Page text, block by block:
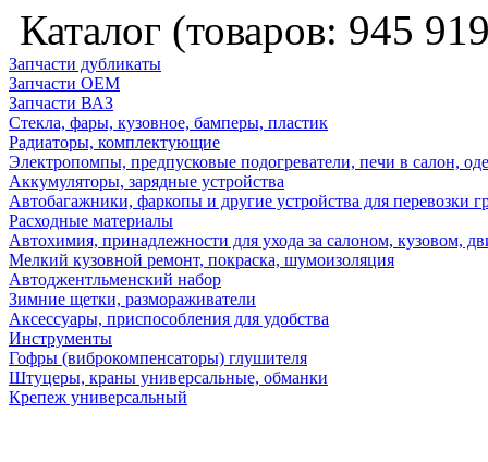
Каталог (товаров: 945
Запчасти дубликаты
Запчасти ОЕМ
Запчасти ВАЗ
Стекла, фары, кузовное, бамперы, пластик
Радиаторы, комплектующие
Электропомпы, предпусковые подогреватели, печи в салон,
Аккумуляторы, зарядные устройства
Автобагажники, фаркопы и другие устройства для перевозки
Расходные материалы
Автохимия, принадлежности для ухода за салоном, кузовом,
Мелкий кузовной ремонт, покраска, шумоизоляция
Автоджентльменский набор
Зимние щетки, размораживатели
Аксессуары, приспособления для удобства
Инструменты
Гофры (виброкомпенсаторы) глушителя
Штуцеры, краны универсальные, обманки
Крепеж универсальный